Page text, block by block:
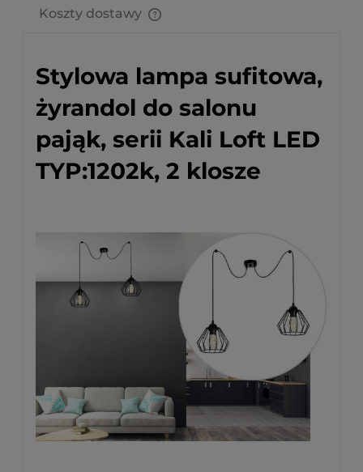
Koszty dostawy
Stylowa lampa sufitowa,
żyrandol do salonu
pająk, serii Kali Loft LED
TYP:1202k, 2 klosze